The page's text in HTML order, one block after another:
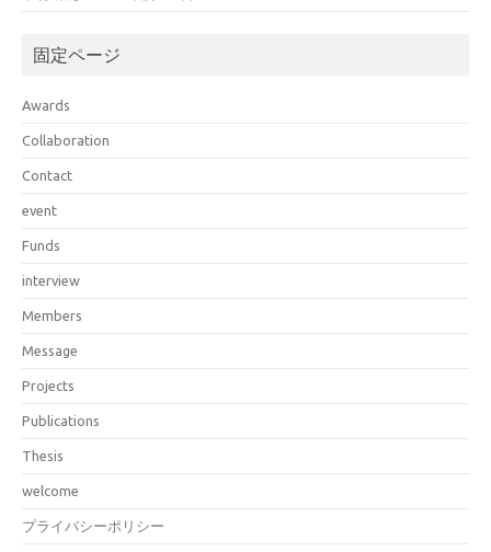
固定ページ
Awards
Collaboration
Contact
event
Funds
interview
Members
Message
Projects
Publications
Thesis
welcome
プライバシーポリシー